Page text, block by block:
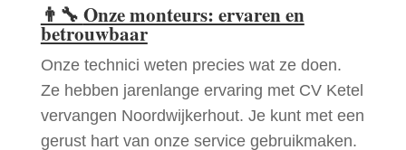
👨‍🔧 Onze monteurs: ervaren en
betrouwbaar
Onze technici weten precies wat ze doen.
Ze hebben jarenlange ervaring met CV Ketel
vervangen Noordwijkerhout. Je kunt met een
gerust hart van onze service gebruikmaken.